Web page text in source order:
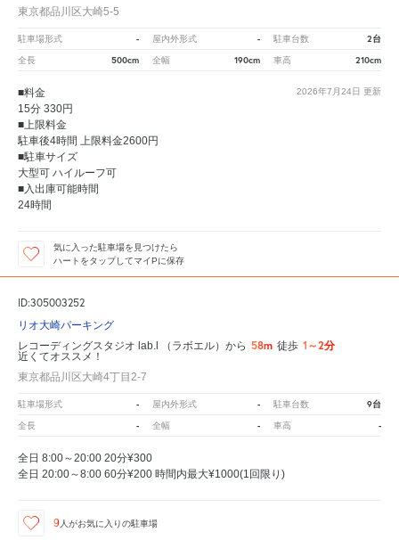
東京都品川区大崎5-5
駐車場形式 - 屋内外形式 - 駐車台数 2台
全長 500cm 全幅 190cm 車高 210cm
2026年7月24日 更新
■料金
15分 330円
■上限料金
駐車後4時間 上限料金2600円
■駐車サイズ
大型可 ハイルーフ可
■入出庫可能時間
24時間
気に入った駐車場を見つけたら
ハートをタップしてマイPに保存
ID:305003252
リオ大崎パーキング
レコーディングスタジオ lab.l （ラボエル）から 58m 徒歩 1～2分
近くてオススメ！
東京都品川区大崎4丁目2-7
駐車場形式 - 屋内外形式 - 駐車台数 9台
全長 - 全幅 - 車高 -
全日 8:00～20:00 20分¥300
全日 20:00～8:00 60分¥200 時間内最大¥1000(1回限り)
9人がお気に入りの駐車場